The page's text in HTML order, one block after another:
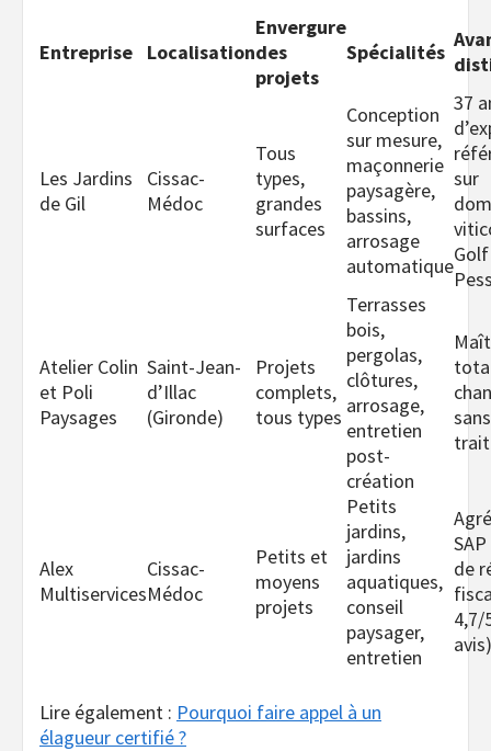
Entreprise Localisation
Envergure
des
projets
Spécialités
Les Jardins
de Gil
Cissac-
Médoc
Tous
types,
grandes
surfaces
Conception
sur mesure,
maçonnerie
paysagère,
bassins,
arrosage
automatique
37
sur
Atelier Colin
et Poli
Paysages
Saint-Jean-
d’Illac
(Gironde)
Projets
complets,
tous types
Terrasses
bois,
pergolas,
clôtures,
arrosage,
entretien
post-
création
Alex
Multiservices
Cissac-
Médoc
Petits et
moyens
projets
Petits
jardins,
jardins
aquatiques,
conseil
paysager,
entretien
de
4,7/
avis)
Lire également : Pourquoi faire appel à un
élagueur certifié ?